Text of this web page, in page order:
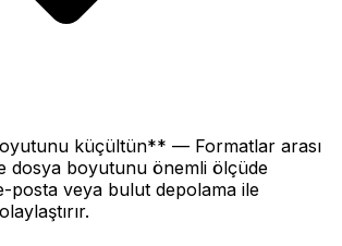
küçültün** — Formatlar arası
dosya boyutunu önemli ölçüde
posta veya bulut depolama ile